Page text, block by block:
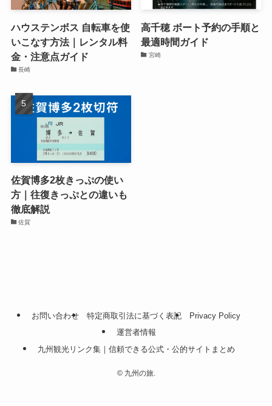
ハウステンボス 自転車を使
いこなす方法｜レンタル料
金・注意点ガイド
長崎
高千穂 ボート予約の手順と
最適時間ガイド
宮崎
佐賀博多2枚きっぷの使い
方｜往復きっぷとの違いも
徹底解説
佐賀
お問い合わせ 特定商取引法に基づく表記
Privacy Policy
運営者情報
九州観光リンク集｜信頼できる公式・公的サイトまとめ
©九州の旅.